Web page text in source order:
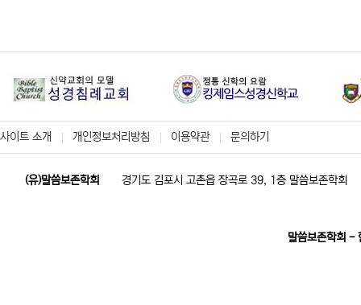
사이트 소개 개인정보처리방침 이용약관 문의하기
(유)말씀보존학회 경기도 김포시 고촌읍 장곡로 39, 1층 말씀보존학회
말씀보존학회 -